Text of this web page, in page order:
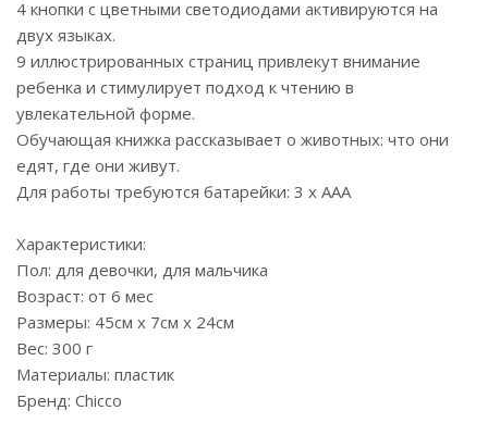
4 кнопки с цветными светодиодами активируются на
двух языках.
9 иллюстрированных страниц привлекут внимание
ребенка и стимулирует подход к чтению в
увлекательной форме.
Обучающая книжка рассказывает о животных: что они
едят, где они живут.
Для работы требуются батарейки: 3 х ААА
Характеристики:
Пол: для девочки, для мальчика
Возраст: от 6 мес
Размеры: 45см x 7см x 24см
Вес: 300 г
Материалы: пластик
Бренд: Chicco